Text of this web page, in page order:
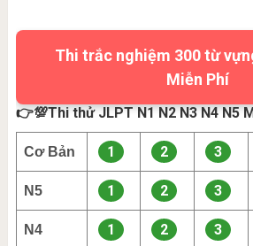
Thi trắc nghiệm 300 từ
Miễn Phí
👉💯Thi thử JLPT N1 N2 N3 N4 N5
Cơ Bản 1 2 3
N5 1 2 3
N4 1 2 3